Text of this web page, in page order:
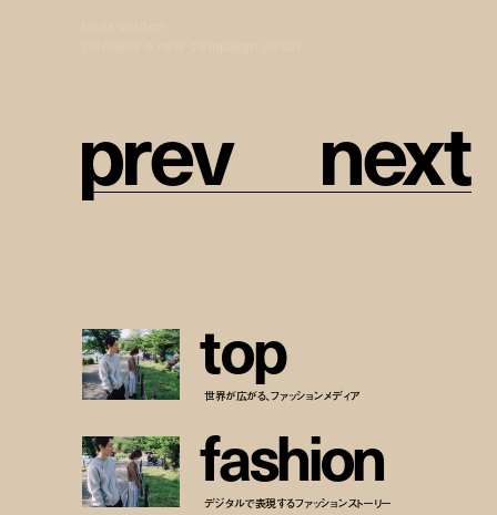
prev next
top
世界が広がる、ファッションメディア
fashion
デジタルで表現するファッションストーリー